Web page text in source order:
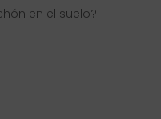
en el suelo?